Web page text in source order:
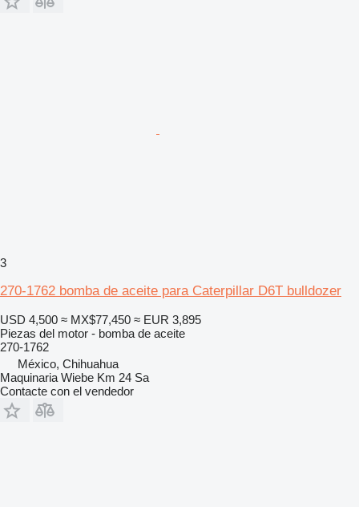
3
270-1762 bomba de aceite para Caterpillar D6T bulldozer
USD 4,500 ≈ MX$77,450 ≈ EUR 3,895
Piezas del motor - bomba de aceite
270-1762
México, Chihuahua
Maquinaria Wiebe Km 24 Sa
Contacte con el vendedor